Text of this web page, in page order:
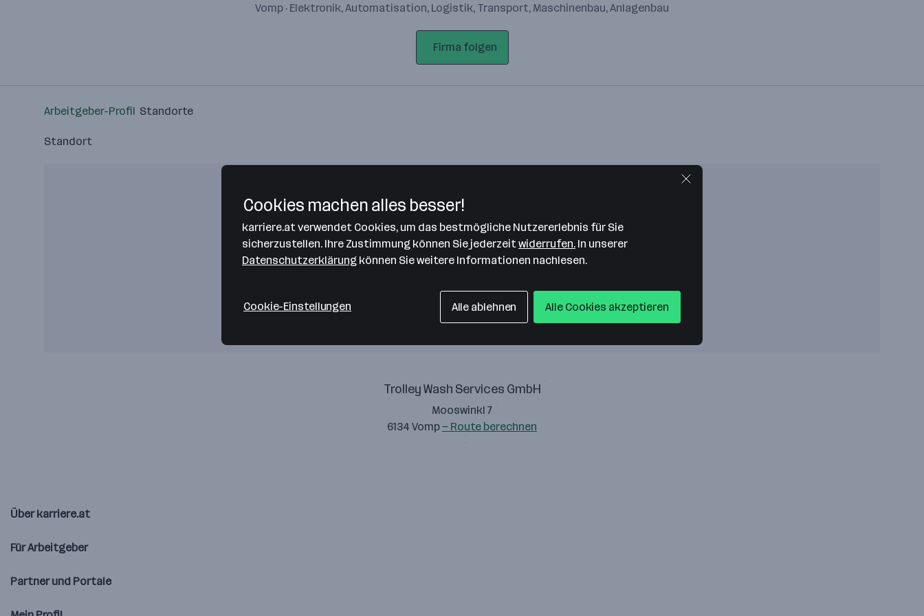
Vomp · Elektronik, Automatisation, Logistik, Transport, Maschinenbau, Anlagenbau
Firma folgen
Arbeitgeber-Profil Standorte
Standort
Bitte stimme unseren Cookie-
Richtlinien zu, um diese Karte
anzuzeigen.
Zustimmung geben
Trolley Wash Services GmbH
Mooswinkl 7
6134 Vomp— Route berechnen
Über karriere.at
Für Arbeitgeber
Partner und Portale
Cookies machen alles besser!
karriere.at verwendet Cookies, um das bestmögliche Nutzererlebnis für Sie
sicherzustellen. Ihre Zustimmung können Sie jederzeit widerrufen. In unserer
Datenschutzerklärung können Sie weitere Informationen nachlesen.
Cookie-Einstellungen Alle ablehnen Alle Cookies akzeptieren